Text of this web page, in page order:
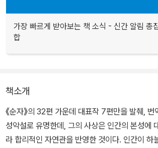
가장 빠르게 받아보는 책 소식 - 신간 알림 총
합
책소개
《순자》의 32편 가운데 대표작 7편만을 발췌,
성악설로 유명한데, 그의 사상은 인간의 본성에
라 합리적인 자연관을 반영한 것이다. 인간이 하